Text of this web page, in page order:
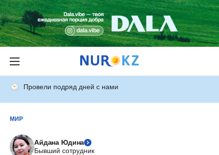
Провели подряд дней с нами
МИР
Айдана Юдина
Бывший сотрудник